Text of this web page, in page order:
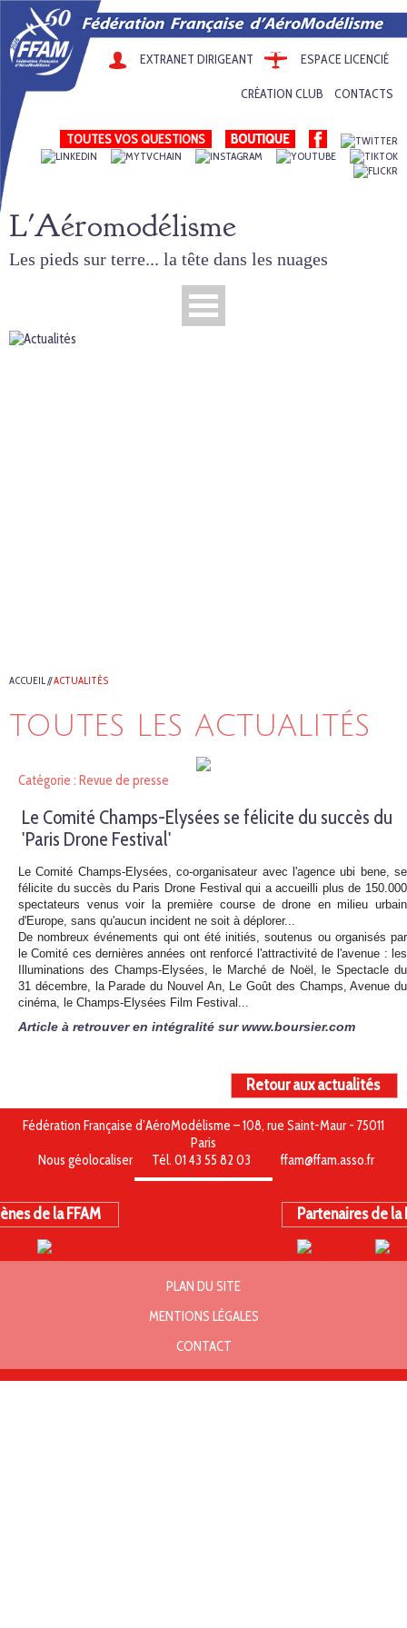
EXTRANET DIRIGEANT ESPACE LICENCIÉ
CRÉATION CLUB CONTACTS
TOUTES VOS QUESTIONS
L'Aéromodélisme
Les pieds sur terre... la tête dans les nuages
ACCUEIL//ACTUALITÉS
TOUTES LES ACTUALITÉS
Catégorie : Revue de presse
Le Comité Champs-Elysées se félicite du succès du
'Paris Drone Festival'
Le Comité Champs-Elysées, co-organisateur avec l'agence ubi bene, se
félicite du succès du Paris Drone Festival qui a accueilli plus de 150.000
spectateurs venus voir la première course de drone en milieu urbain
d'Europe, sans qu'aucun incident ne soit à déplorer...
De nombreux événements qui ont été initiés, soutenus ou organisés par
le Comité ces dernières années ont renforcé l'attractivité de l'avenue : les
Illuminations des Champs-Elysées, le Marché de Noël, le Spectacle du
31 décembre, la Parade du Nouvel An, Le Goût des Champs, Avenue du
cinéma, le Champs-Elysées Film Festival...
Article à retrouver en intégralité sur www.boursier.com
Retour aux actualités
Fédération Française d’AéroModélisme – 108, rue Saint-Maur - 75011
Paris
Nous géolocaliser
Tél. 01 43 55 82 03 ffam@ffam.asso.fr
de la FFAM Partenaires de la
PLAN DU SITE
MENTIONS LÉGALES
CONTACT